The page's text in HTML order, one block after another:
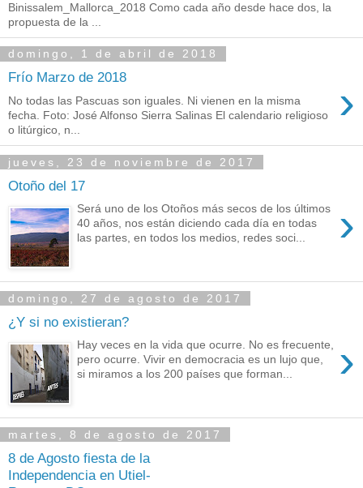
Binissalem_Mallorca_2018 Como cada año desde hace dos, la
propuesta de la ...
domingo, 1 de abril de 2018
Frío Marzo de 2018 ›
No todas las Pascuas son iguales. Ni vienen en la misma
fecha. Foto: José Alfonso Sierra Salinas El calendario religioso
o litúrgico, n...
jueves, 23 de noviembre de 2017
Otoño del 17
›
Será uno de los Otoños más secos de los últimos
40 años, nos están diciendo cada día en todas
las partes, en todos los medios, redes soci...
domingo, 27 de agosto de 2017
¿Y si no existieran?
›
Hay veces en la vida que ocurre. No es frecuente,
pero ocurre. Vivir en democracia es un lujo que,
si miramos a los 200 países que forman...
martes, 8 de agosto de 2017
8 de Agosto fiesta de la
Independencia en Utiel-